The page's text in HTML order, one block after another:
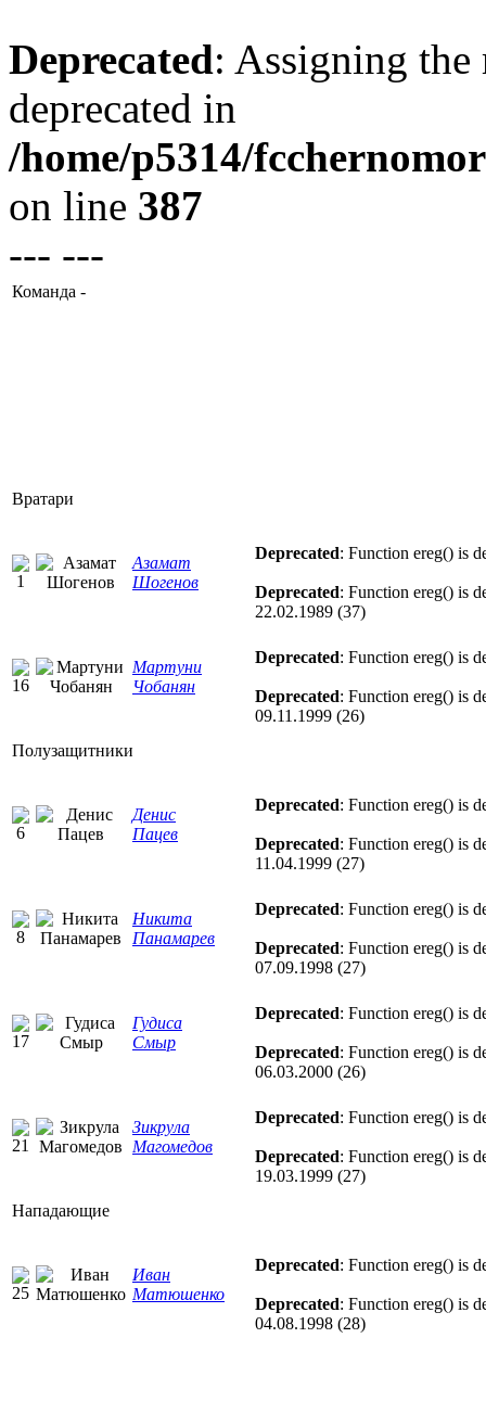
Deprecated: Assigning the
deprecated in
/home/p5314/
on line 387
--- ---
Команда -
Вратари
Азамат
Шогенов
Deprecated: Function ereg() is
Deprecated: Function ereg() is
22.02.1989 (37)
Мартуни
Чобанян
Deprecated: Function ereg() is
Deprecated: Function ereg() is
09.11.1999 (26)
Полузащитники
Денис
Пацев
Deprecated: Function ereg() is
Deprecated: Function ereg() is
11.04.1999 (27)
Никита
Панамарев
Deprecated: Function ereg() is
Deprecated: Function ereg() is
07.09.1998 (27)
Гудиса
Смыр
Deprecated: Function ereg() is
Deprecated: Function ereg() is
06.03.2000 (26)
Зикрула
Магомедов
Deprecated: Function ereg() is
Deprecated: Function ereg() is
19.03.1999 (27)
Нападающие
Иван
Матюшенко
Deprecated: Function ereg() is
Deprecated: Function ereg() is
04.08.1998 (28)